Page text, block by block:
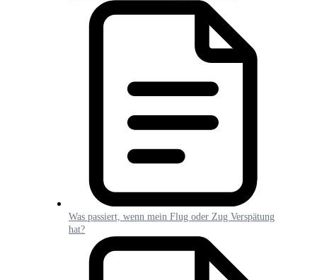
Was passiert, wenn mein Flug oder Zug Verspätung
hat?